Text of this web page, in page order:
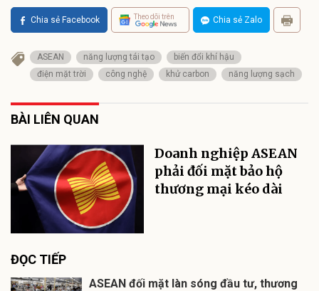
Chia sẻ Facebook Theo dõi trên Chia sẻ Zalo
ASEAN năng lượng tái tạo
biến đổi khí hậu
điện mặt trời
công nghệ khử carbon năng lượng sạch
BÀI LIÊN QUAN
Doanh nghiệp ASEAN
phải đối mặt bảo hộ
thương mại kéo dài
ĐỌC TIẾP
ASEAN đối mặt làn sóng đầu tư, thương